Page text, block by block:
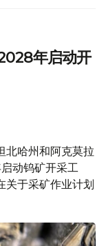
年启动开
北哈州和阿克莫拉
动钨矿开采工
关于采矿作业计划